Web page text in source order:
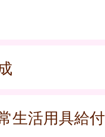
生活用具給付